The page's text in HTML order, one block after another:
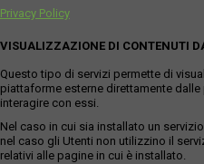
Privacy Policy
VISUALIZZAZIONE DI CONTENUTI
Questo tipo di servizi permette di
piattaforme esterne direttamente
interagire con essi.
Nel caso in cui sia installato un
nel caso gli Utenti non utilizzino il
relativi alle pagine in cui è installato.